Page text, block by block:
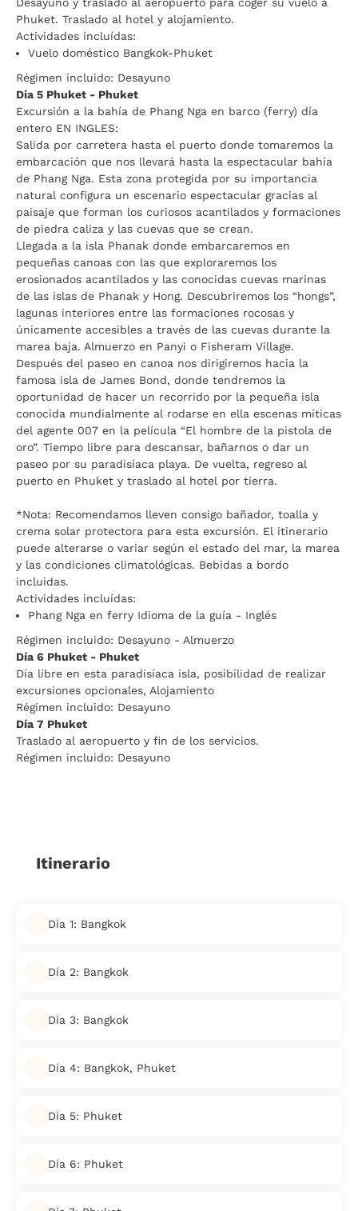
Phuket. Traslado al hotel y alojamiento.
Actividades incluídas:
Vuelo doméstico Bangkok-Phuket
Régimen incluido: Desayuno
Día 5 Phuket - Phuket
Excursión a la bahía de Phang Nga en barco (ferry) día
entero EN INGLES:
Salida por carretera hasta el puerto donde tomaremos la
embarcación que nos llevará hasta la espectacular bahía
de Phang Nga. Esta zona protegida por su importancia
natural configura un escenario espectacular gracias al
paisaje que forman los curiosos acantilados y formaciones
de piedra caliza y las cuevas que se crean.
Llegada a la isla Phanak donde embarcaremos en
pequeñas canoas con las que exploraremos los
erosionados acantilados y las conocidas cuevas marinas
de las islas de Phanak y Hong. Descubriremos los “hongs”,
lagunas interiores entre las formaciones rocosas y
únicamente accesibles a través de las cuevas durante la
marea baja. Almuerzo en Panyi o Fisheram Village.
Después del paseo en canoa nos dirigiremos hacia la
famosa isla de James Bond, donde tendremos la
oportunidad de hacer un recorrido por la pequeña isla
conocida mundialmente al rodarse en ella escenas míticas
del agente 007 en la película “El hombre de la pistola de
oro”. Tiempo libre para descansar, bañarnos o dar un
paseo por su paradisíaca playa. De vuelta, regreso al
puerto en Phuket y traslado al hotel por tierra.
*Nota: Recomendamos lleven consigo bañador, toalla y
crema solar protectora para esta excursión. El itinerario
puede alterarse o variar según el estado del mar, la marea
y las condiciones climatológicas. Bebidas a bordo
incluidas.
Actividades incluídas:
Phang Nga en ferry Idioma de la guía - Inglés
Régimen incluido: Desayuno - Almuerzo
Día 6 Phuket - Phuket
Día libre en esta paradisíaca isla, posibilidad de realizar
excursiones opcionales, Alojamiento
Régimen incluido: Desayuno
Día 7 Phuket
Traslado al aeropuerto y fin de los servicios.
Régimen incluido: Desayuno
Itinerario
Día 1: Bangkok
Día 2: Bangkok
Día 3: Bangkok
Día 4: Bangkok, Phuket
Día 5: Phuket
Día 6: Phuket